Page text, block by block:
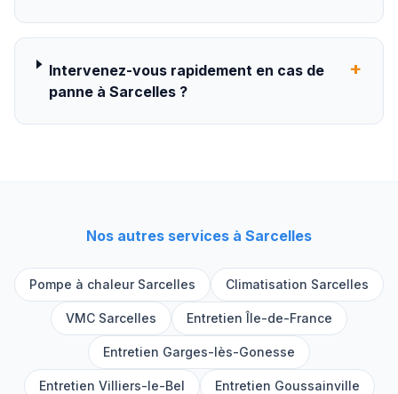
Intervenez-vous rapidement en cas de
panne à Sarcelles ?
+
Nos autres services à Sarcelles
Pompe à chaleur Sarcelles Climatisation Sarcelles
VMC Sarcelles Entretien Île-de-France
Entretien Garges-lès-Gonesse
Entretien Villiers-le-Bel Entretien Goussainville